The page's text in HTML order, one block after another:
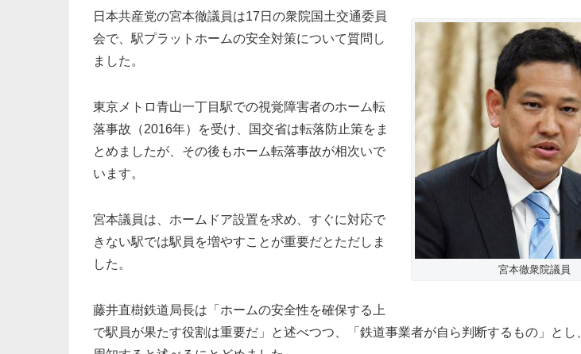
宮本徹衆院議員
日本共産党の宮本徹議員は17日の衆院国土交通委員
会で、駅プラットホームの安全対策について質問し
ました。
東京メトロ青山一丁目駅での視覚障害者のホーム転
落事故（2016年）を受け、国交省は転落防止策をま
とめましたが、その後もホーム転落事故が相次いで
います。
宮本議員は、ホームドア設置を求め、すぐに対応で
きない駅では駅員を増やすことが重要だとただしま
した。
藤井直樹鉄道局長は「ホームの安全性を確保する上
で駅員が果たす役割は重要だ」と述べつつ、「鉄道事業者が自ら判断するもの」とし